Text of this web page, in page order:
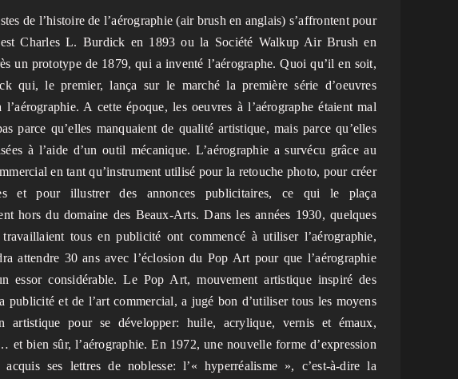
de l’histoire de l’aérographie (air brush en anglais) s’affrontent pour
Charles L. Burdick en 1893 ou la Société Walkup Air Brush en
un prototype de 1879, qui a inventé l’aérographe. Quoi qu’il en soit,
qui, le premier, lança sur le marché la première série d’oeuvres
l’aérographie. A cette époque, les oeuvres à l’aérographe étaient mal
parce qu’elles manquaient de qualité artistique, mais parce qu’elles
à l’aide d’un outil mécanique. L’aérographie a survécu grâce au
en tant qu’instrument utilisé pour la retouche photo, pour créer
et pour illustrer des annonces publicitaires, ce qui le plaça
hors du domaine des Beaux-Arts. Dans les années 1930, quelques
tous en publicité ont commencé à utiliser l’aérographie,
attendre 30 ans avec l’éclosion du Pop Art pour que l’aérographie
essor considérable. Le Pop Art, mouvement artistique inspiré des
publicité et de l’art commercial, a jugé bon d’utiliser tous les moyens
artistique pour se développer: huile, acrylique, vernis et émaux,
et bien sûr, l’aérographie. En 1972, une nouvelle forme d’expression
acquis ses lettres de noblesse: l’« hyperréalisme », c’est-à-dire la